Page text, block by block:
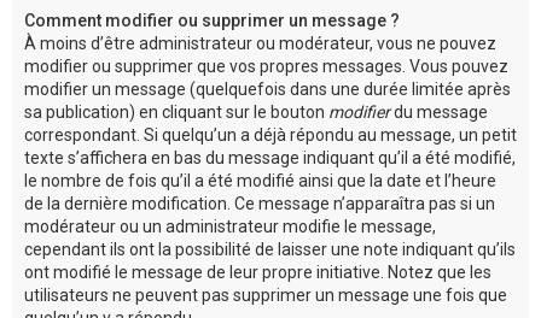
Comment modifier ou supprimer un message ?
À moins d’être administrateur ou modérateur, vous ne pouvez
modifier ou supprimer que vos propres messages. Vous pouvez
modifier un message (quelquefois dans une durée limitée après
sa publication) en cliquant sur le bouton modifierdu message
correspondant. Si quelqu’un a déjà répondu au message, un petit
texte s’affichera en bas du message indiquant qu’il a été modifié,
le nombre de fois qu’il a été modifié ainsi que la date et l’heure
de la dernière modification. Ce message n’apparaîtra pas si un
modérateur ou un administrateur modifie le message,
cependant ils ont la possibilité de laisser une note indiquant qu’ils
ont modifié le message de leur propre initiative. Notez que les
utilisateurs ne peuvent pas supprimer un message une fois que